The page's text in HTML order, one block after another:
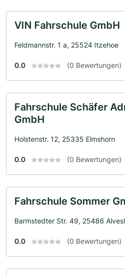
VIN Fahrschule GmbH
Feldmannstr. 1 a, 25524 Itzehoe
0.0 (0 Bewertungen)
Fahrschule Schäfer
GmbH
Holstenstr. 12, 25335 Elmshorn
0.0 (0 Bewertungen)
Fahrschule Sommer
Barmstedter Str. 49, 25486
0.0 (0 Bewertungen)